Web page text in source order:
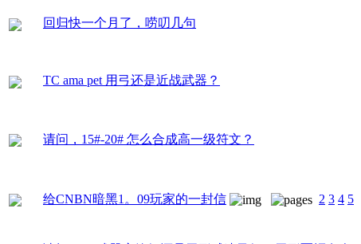
回归快一个月了，唠叨几句
TC ama pet 用弓还是近战武器？
请问，15#-20# 怎么合成高一级符文？
给CNBN暗黑1。09玩家的一封信 2 3 4 5